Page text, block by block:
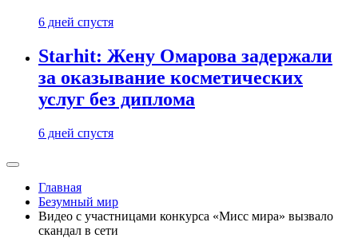
6 дней спустя
Starhit: Жену Омарова задержали
за оказывание косметических
услуг без диплома
6 дней спустя
Главная
Безумный мир
Видео с участницами конкурса «Мисс мира» вызвало
скандал в сети